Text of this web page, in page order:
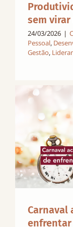
sem
24/03/2026 |
Pessoal,
Gestão,
Carnaval
enfrentar